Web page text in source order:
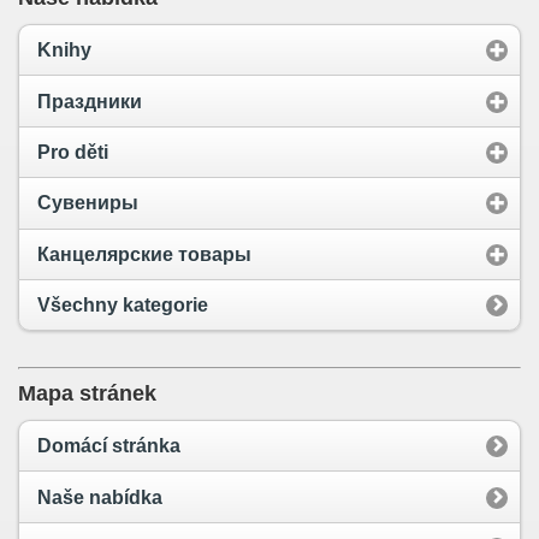
Knihy
Праздники
Pro děti
Сувениры
Канцелярские товары
Všechny kategorie
Mapa stránek
Domácí stránka
Naše nabídka